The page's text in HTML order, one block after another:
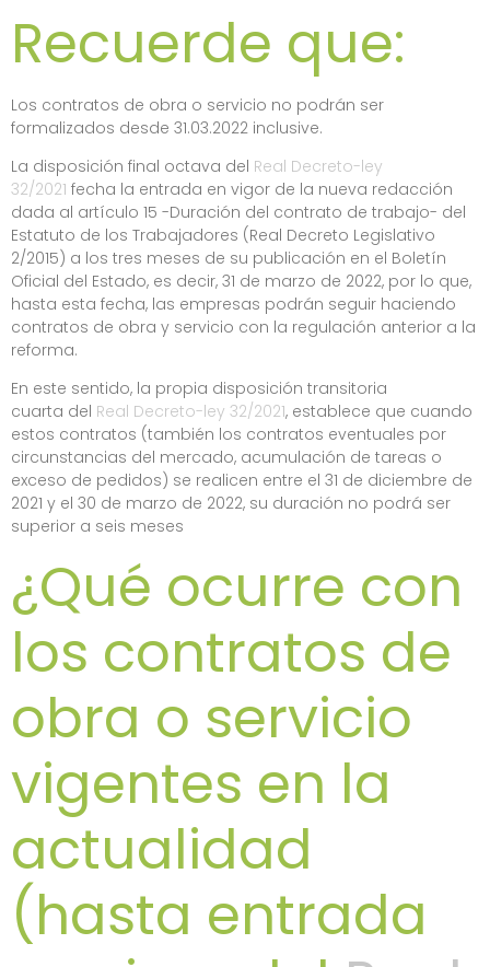
Recuerde que:
Los contratos de obra o servicio no podrán ser
formalizados desde 31.03.2022 inclusive.
La disposición final octava del Real Decreto-ley
32/2021 fecha la entrada en vigor de la nueva redacción
dada al artículo 15 -Duración del contrato de trabajo- del
Estatuto de los Trabajadores (Real Decreto Legislativo
2/2015) a los tres meses de su publicación en el Boletín
Oficial del Estado, es decir, 31 de marzo de 2022, por lo que,
hasta esta fecha, las empresas podrán seguir haciendo
contratos de obra y servicio con la regulación anterior a la
reforma.
En este sentido, la propia disposición transitoria
cuarta del Real Decreto-ley 32/2021, establece que cuando
estos contratos (también los contratos eventuales por
circunstancias del mercado, acumulación de tareas o
exceso de pedidos) se realicen entre el 31 de diciembre de
2021 y el 30 de marzo de 2022, su duración no podrá ser
superior a seis meses
¿Qué ocurre con
los contratos de
obra o servicio
vigentes en la
actualidad
(hasta entrada